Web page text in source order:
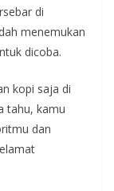
di
menemukan
dicoba.
kopi saja di
tahu, kamu
dan